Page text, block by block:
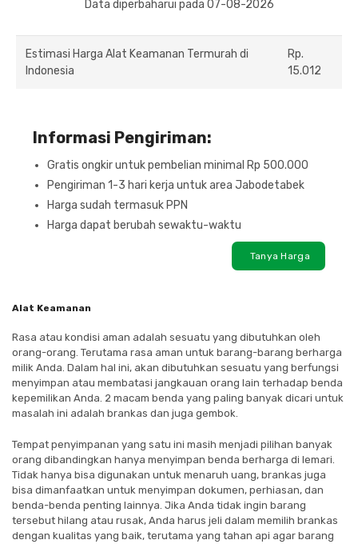
Data diperbaharui pada 07-08-2026
Estimasi Harga Alat Keamanan Termurah di
Indonesia
Rp.
15.012
Informasi Pengiriman:
Gratis ongkir untuk pembelian minimal Rp 500.000
Pengiriman 1-3 hari kerja untuk area Jabodetabek
Harga sudah termasuk PPN
Harga dapat berubah sewaktu-waktu
Tanya Harga
Alat Keamanan
Rasa atau kondisi aman adalah sesuatu yang dibutuhkan oleh
orang-orang. Terutama rasa aman untuk barang-barang berharga
milik Anda. Dalam hal ini, akan dibutuhkan sesuatu yang berfungsi
menyimpan atau membatasi jangkauan orang lain terhadap benda
kepemilikan Anda. 2 macam benda yang paling banyak dicari untuk
masalah ini adalah brankas dan juga gembok.
Tempat penyimpanan yang satu ini masih menjadi pilihan banyak
orang dibandingkan hanya menyimpan benda berharga di lemari.
Tidak hanya bisa digunakan untuk menaruh uang, brankas juga
bisa dimanfaatkan untuk menyimpan dokumen, perhiasan, dan
benda-benda penting lainnya. Jika Anda tidak ingin barang
tersebut hilang atau rusak, Anda harus jeli dalam memilih brankas
dengan kualitas yang baik, terutama yang tahan api agar barang